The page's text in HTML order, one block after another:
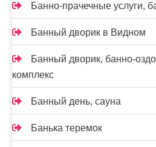
Банно-прачечные услуги,
Банный дворик в Видном
Банный дворик, банно-
комплекс
Банный день, сауна
Банька теремок